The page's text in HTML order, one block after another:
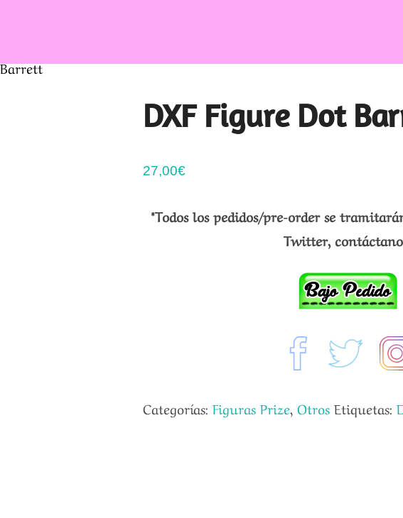
DXF Figure Dot
27,00€
*Todos los pedidos/pre-order se
Twitter,
Categorías: Figuras Prize, Otros Etiquetas: